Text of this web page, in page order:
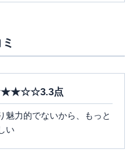
★★★☆☆3.3点
魅力的でないから、もっと
い